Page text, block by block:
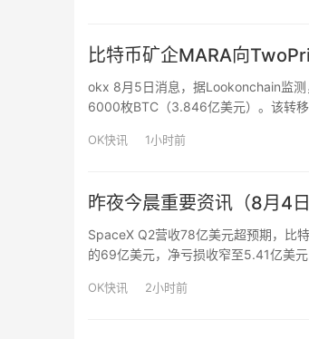
比特币矿企MARA向
okx 8月5日消息，据Lookonchain监
6000枚BTC（3.846亿美元）。该转移
OK快讯 1小时前
昨夜今晨重要资讯（8月4
SpaceX Q2营收78亿美元超预期，比
的69亿美元，净亏损收窄至5.41亿美
OK快讯 2小时前